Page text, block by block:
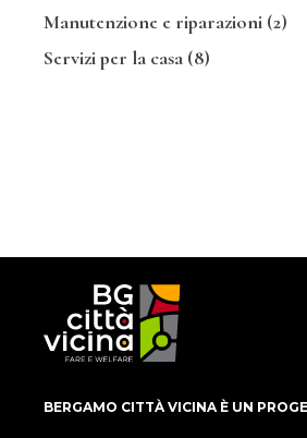
Manutenzione e riparazioni (2)
Servizi per la casa (8)
BERGAMO CITTÀ VICINA È UN